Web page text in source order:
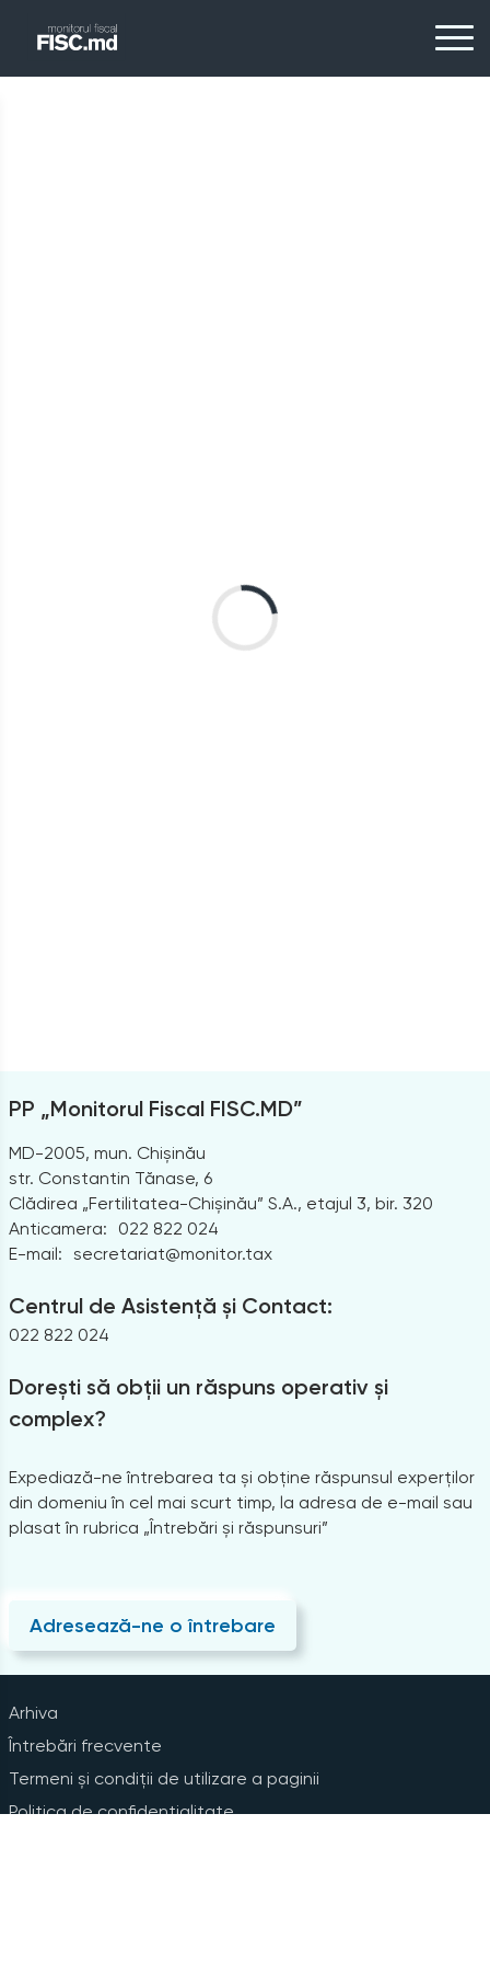
PP „Monitorul Fiscal FISC.MD”
MD-2005, mun. Chișinău
str. Constantin Tănase, 6
Clădirea „Fertilitatea-Chișinău” S.A., etajul 3, bir. 320
Anticamera:
022 822 024
E-mail: secretariat@monitor.tax
Centrul de Asistență și Contact:
022 822 024
Dorești să obții un răspuns operativ și
complex?
Expediază-ne întrebarea ta și obține răspunsul experților
din domeniu în cel mai scurt timp, la adresa de e-mail sau
plasat în rubrica „Întrebări și răspunsuri”
Adresează-ne o întrebare
Arhiva
Întrebări frecvente
Termeni și condiții de utilizare a paginii
Politica de confidențialitate